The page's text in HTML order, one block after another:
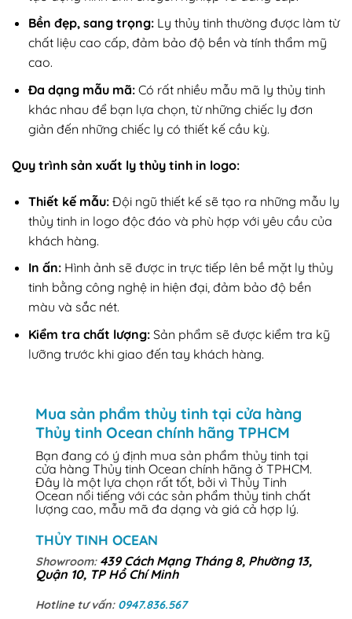
Bền đẹp, sang trọng:Ly thủy tinh thường được làm từ
chất liệu cao cấp, đảm bảo độ bền và tính thẩm mỹ
cao.
Đa dạng mẫu mã:Có rất nhiều mẫu mã ly thủy tinh
khác nhau để bạn lựa chọn, từ những chiếc ly đơn
giản đến những chiếc ly có thiết kế cầu kỳ.
Quy trình sản xuất ly thủy tinh in logo:
Thiết kế mẫu:Đội ngũ thiết kế sẽ tạo ra những mẫu ly
thủy tinh in logo độc đáo và phù hợp với yêu cầu của
khách hàng.
In ấn:Hình ảnh sẽ được in trực tiếp lên bề mặt ly thủy
tinh bằng công nghệ in hiện đại, đảm bảo độ bền
màu và sắc nét.
Kiểm tra chất lượng:Sản phẩm sẽ được kiểm tra kỹ
lưỡng trước khi giao đến tay khách hàng.
Mua sản phẩm thủy tinh tại cửa hàng
Thủy tinh Ocean chính hãng TPHCM
Bạn đang có ý định mua sản phẩm thủy tinh tại
cửa hàng Thủy tinh Ocean chính hãng ở TPHCM.
Đây là một lựa chọn rất tốt, bởi vì Thủy Tinh
Ocean nổi tiếng với các sản phẩm thủy tinh chất
lượng cao, mẫu mã đa dạng và giá cả hợp lý.
THỦY TINH OCEAN
Showroom: 439 Cách Mạng Tháng 8, Phường 13,
Quận 10, TP Hồ Chí Minh
Hotline tư vấn: 0947.836.567